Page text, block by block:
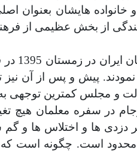
و خانواده هایشان
از بخش عظیمی از
. پیش و پس از آن نیز
و مجلس کمترین
در سفره معلمان هیچ
دزدی ها و اختلاس ها
است. چگونه است که